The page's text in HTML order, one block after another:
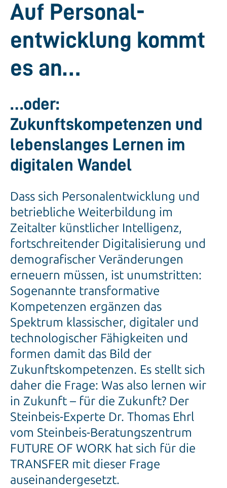
Auf Personal­
entwicklung kommt
es an…
…oder:
Zukunftskompetenzen und
lebenslanges Lernen im
digitalen Wandel
Dass sich Personalentwicklung und
betriebliche Weiterbildung im
Zeitalter künstlicher Intelligenz,
fortschreitender Digitalisierung und
demografischer Veränderungen
erneuern müssen, ist unumstritten:
Sogenannte transformative
Kompetenzen ergänzen das
Spektrum klassischer, digitaler und
technologischer Fähigkeiten und
formen damit das Bild der
Zukunftskompetenzen. Es stellt sich
daher die Frage: Was also lernen wir
in Zukunft – für die Zukunft? Der
Steinbeis-Experte Dr. Thomas Ehrl
vom Steinbeis-Beratungszentrum
FUTURE OF WORK hat sich für die
TRANSFER mit dieser Frage
auseinandergesetzt.